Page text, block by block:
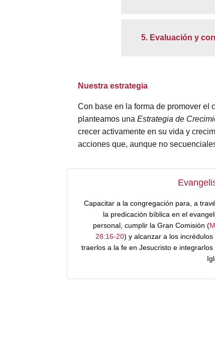
5. Evaluación y
Nuestra estrategia
Con base en la forma de promover el
planteamos una Estrategia de
crecer activamente en su vida y
acciones que, aunque no
Capacitar a la congregación para, a
la predicación bíblica en el
personal, cumplir la Gran Comisión (
28:16-20) y alcanzar a los incrédulos
traerlos a la fe en Jesucristo e integrarlos